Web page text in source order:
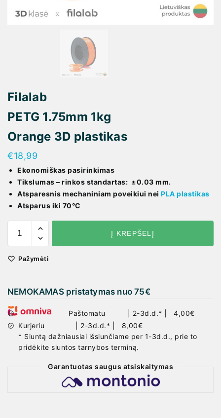
Filalab
PETG 1.75mm 1kg
Orange 3D plastikas
€18,99
Ekonomiškas pasirinkimas
Tikslumas – rinkos standartas: ±0.03 mm.
Atsparesnis mechaniniam poveikiui nei PLA plastikas
Atsparus iki 70°C
Į KREPŠELĮ
Pažymėti
NEMOKAMAS pristatymas nuo 75€
Paštomatu | 2-3d.d.* | 4,00€
Kurjeriu | 2-3d.d.* | 8,00€
* Siuntą dažniausiai išsiunčiame per 1-3d.d., prie to
pridėkite siuntos tarnybos terminą.
Garantuotas saugus atsiskaitymas